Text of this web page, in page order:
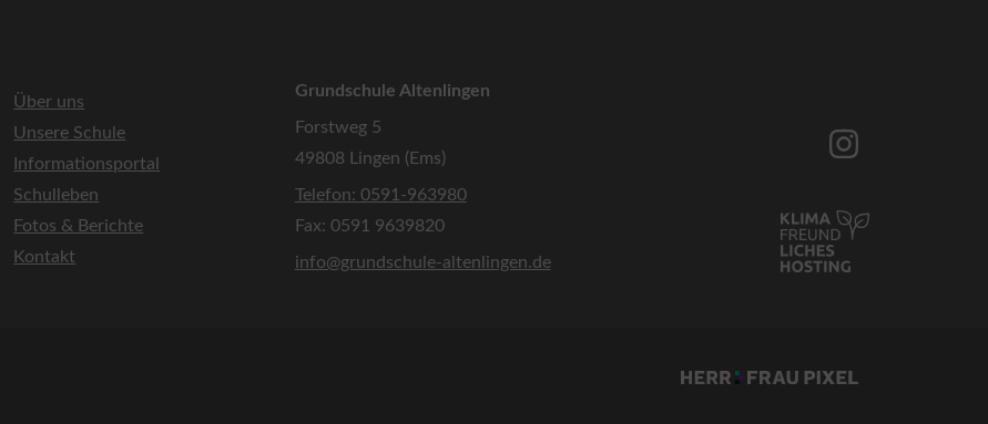
Über uns
Unsere Schule
Informationsportal
Schulleben
Fotos & Berichte
Kontakt
Grundschule Altenlingen
Forstweg 5
49808 Lingen (Ems)
Telefon: 0591-963980
Fax: 0591 9639820
info@grundschule-altenlingen.de